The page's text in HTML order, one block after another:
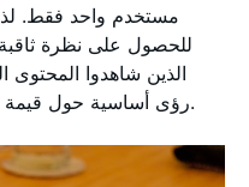
مستخدم واحد فقط.
للحصول على نظرة
الذين شاهدوا المحتوى
رؤى أساسية حول قيمة إعادة مشاهدة المحتوى الخاص بك.